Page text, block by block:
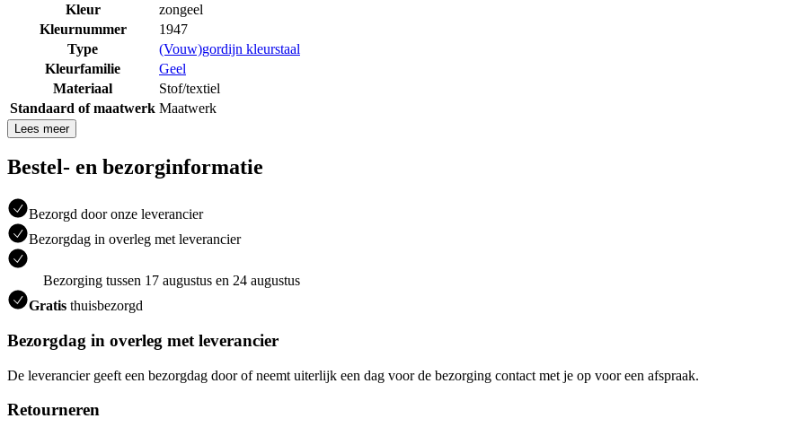
Kleur
zongeel
Kleurnummer
1947
Type
(Vouw)gordijn kleurstaal
Kleurfamilie
Geel
Materiaal
Stof/textiel
Standaard of maatwerk Maatwerk
Lees meer
Bestel- en bezorginformatie
Bezorgd door onze leverancier
Bezorgdag in overleg met leverancier
Bezorging tussen 17 augustus en 24 augustus
Gratis thuisbezorgd
Bezorgdag in overleg met leverancier
De leverancier geeft een bezorgdag door of neemt uiterlijk een dag voor de bezorging contact met je op voor een afspraak.
Retourneren